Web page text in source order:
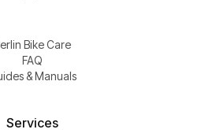
Bike Care
FAQ
& Manuals
Services